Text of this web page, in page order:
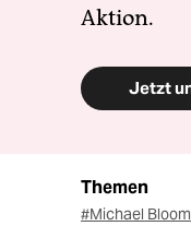
Aktion.
Jetzt
Themen
#Michael